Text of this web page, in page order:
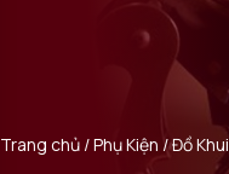
Trang chủ /Phụ Kiện / Đồ Khui